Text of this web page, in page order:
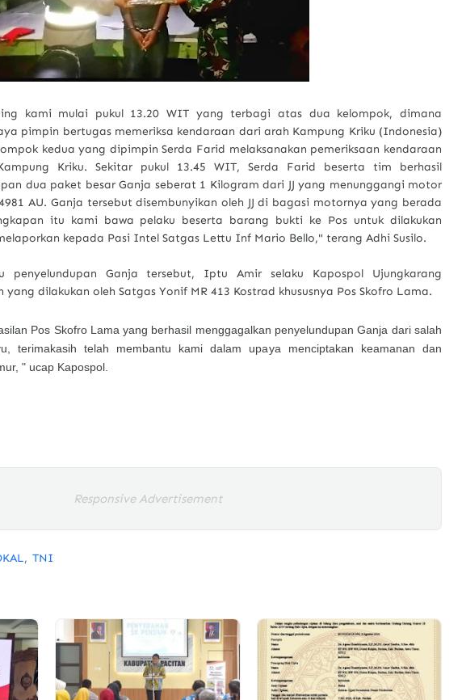
kami mulai pukul 13.20 WIT yang terbagi atas dua kelompok, dimana
pimpin bertugas memeriksa kendaraan dari arah Kampung Kriku (Indonesia)
kedua yang dipimpin Serda Farid melaksanakan pemeriksaan kendaraan
Kriku. Sekitar pukul 13.45 WIT, Serda Farid beserta tim berhasil
dua paket besar Ganja seberat 1 Kilogram dari JJ yang menunggangi motor
AU. Ganja tersebut disembunyikan oleh JJ di bagasi motornya yang berada
itu kami bawa pelaku beserta barang bukti ke Pos untuk dilakukan
kepada Pasi Intel Satgas Lettu Inf Mario Bello," terang Adhi Susilo.
penyelundupan Ganja tersebut, Iptu Amir selaku Kapospol Ujungkarang
yang dilakukan oleh Satgas Yonif MR 413 Kostrad khususnya Pos Skofro Lama.
Pos Skofro Lama yang berhasil menggagalkan penyelundupan Ganja dari salah
terimakasih telah membantu kami dalam upaya menciptakan keamanan dan
" ucap Kapospol.
Responsive Advertisement
TNI